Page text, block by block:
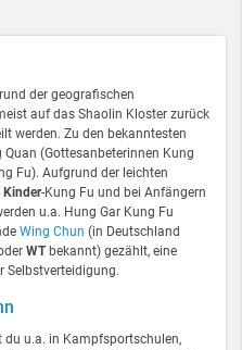
der geografischen
auf das Shaolin Kloster zurück
werden. Zu den bekanntesten
(Gottesanbeterinnen Kung
Fu). Aufgrund der leichten
Kinder-Kung Fu und bei Anfängern
u.a. Hung Gar Kung Fu
Wing Chun (in Deutschland
WTbekannt) gezählt, eine
Selbstverteidigung.
du u.a. in Kampfsportschulen,